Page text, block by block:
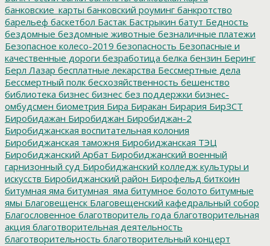
банковские_карты банковский роуминг банкротство
барельеф баскетбол Бастак Бастрыкин батут Бедность
бездомные бездомные животные безналичные платежи
Безопасное колесо-2019 безопасность Безопасные и
качественные дороги безработица белка бензин Беринг
Берл Лазар бесплатные лекарства Бессмертные дела
Бессмертный полк бесхозяйственность бешенство
библиотека бизнес бизнес без поддержки бизнес-
омбудсмен биометрия Бира Биракан Бирария БирЗСТ
Биробидажан Биробиджан Биробиджан-2
Биробиджанская воспитательная колония
Биробиджанская таможня Биробиджанская ТЭЦ
Биробиджанский Арбат Биробиджанский военный
гарнизонный суд Биробиджанский колледж культуры и
искусств Биробиджанский район Бирофельд биткоин
битумная яма битумная_яма битумное болото битумные
ямы Благовещенск Благовещенский кафедральный собор
Благословенное благотворитель года благотворительная
акция благотворительная деятельность
благотворительность благотворительный концерт